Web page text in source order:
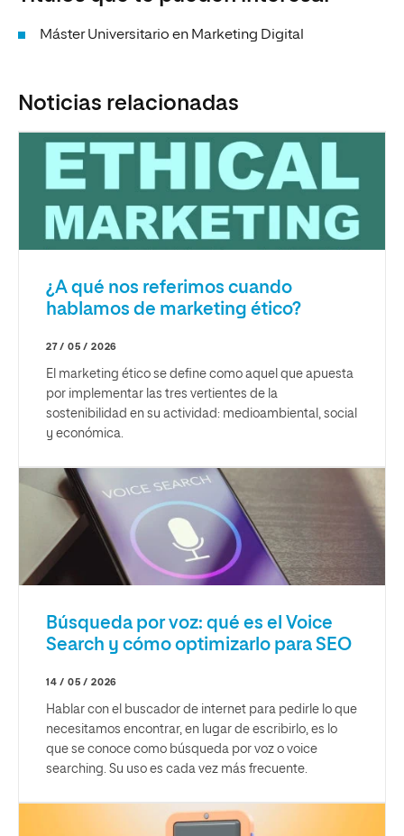
Máster Universitario en Marketing Digital
Noticias relacionadas
¿A qué nos referimos cuando
hablamos de marketing ético?
27 / 05 / 2026
El marketing ético se define como aquel que apuesta
por implementar las tres vertientes de la
sostenibilidad en su actividad: medioambiental, social
y económica.
Búsqueda por voz: qué es el Voice
Search y cómo optimizarlo para SEO
14 / 05 / 2026
Hablar con el buscador de internet para pedirle lo que
necesitamos encontrar, en lugar de escribirlo, es lo
que se conoce como búsqueda por voz o voice
searching. Su uso es cada vez más frecuente.